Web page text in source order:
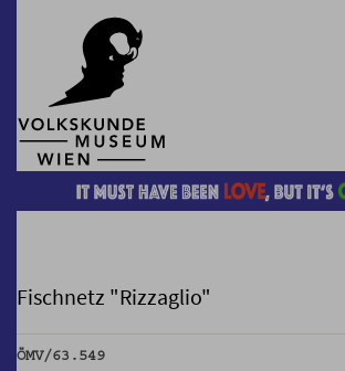
Fischnetz "Rizzaglio"
ÖMV/63.549